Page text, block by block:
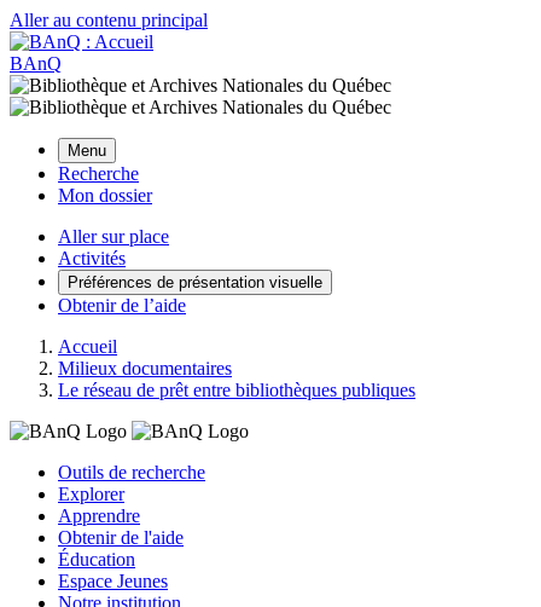
Aller au contenu principal
BAnQ
Menu
Recherche
Mon dossier
Aller sur place
Activités
Préférences de présentation visuelle
Obtenir de l’aide
Accueil
Milieux documentaires
Le réseau de prêt entre bibliothèques publiques
Outils de recherche
Explorer
Apprendre
Obtenir de l'aide
Éducation
Espace Jeunes
Notre institution